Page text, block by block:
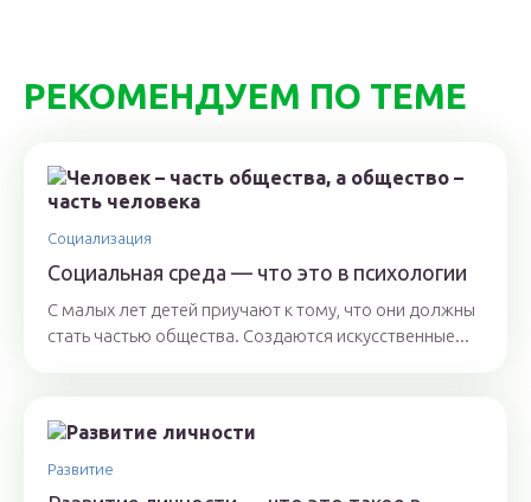
РЕКОМЕНДУЕМ ПО ТЕМЕ
Социализация
Социальная среда — что это в психологии
С малых лет детей приучают к тому, что они должны
стать частью общества. Создаются искусственные...
Развитие